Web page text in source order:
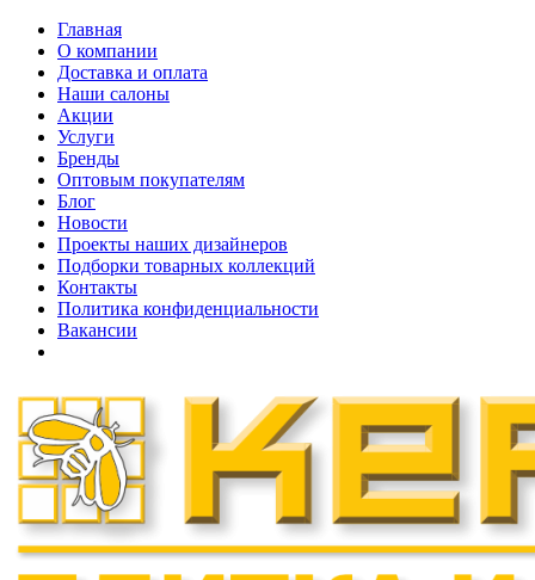
Главная
О компании
Доставка и оплата
Наши cалоны
Акции
Услуги
Бренды
Оптовым покупателям
Блог
Новости
Проекты наших дизайнеров
Подборки товарных коллекций
Контакты
Политика конфиденциальности
Вакансии